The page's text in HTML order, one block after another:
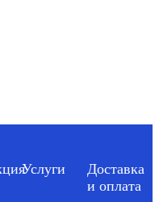
Услуги
Доставка
и оплата